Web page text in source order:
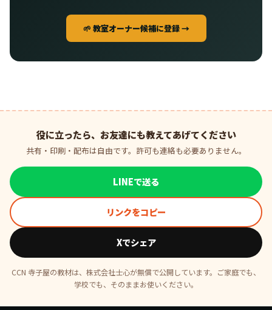
🌱 教室オーナー候補に登録 →
役に立ったら、お友達にも教えてあげてください
共有・印刷・配布は自由です。許可も連絡も必要ありません。
LINEで送る
リンクをコピー
Xでシェア
CCN 寺子屋の教材は、株式会社士心が無償で公開しています。ご家庭でも、
学校でも、そのままお使いください。